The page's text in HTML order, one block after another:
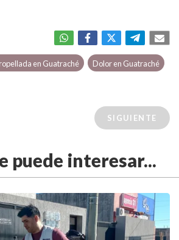
en Guatraché Dolor en Guatraché
SIGUIENTE
puede interesar...